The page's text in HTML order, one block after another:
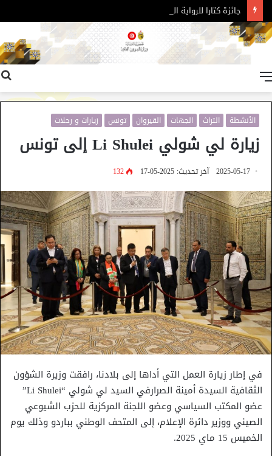
جائزة كتارا للرواية العربية – الدورة 11
الأنشطة التراث الجهات القيروان تونس زيارات و رحلات
زيارة لي شولي Li Shulei إلى تونس
2025-05-17 آخر تحديث: 2025-05-17 132
في إطار زيارة العمل التي أداها إلى بلادنا، رافقت وزيرة الشؤون
الثقافية السيدة أمينة الصرارفي السيد لي شولي “Li Shulei”
عضو المكتب السياسي وعضو اللجنة المركزية للحزب الشيوعي
الصيني ووزير دائرة الإعلام، إلى المتحف الوطني بباردو وذلك يوم
الخميس 15 ماي 2025.